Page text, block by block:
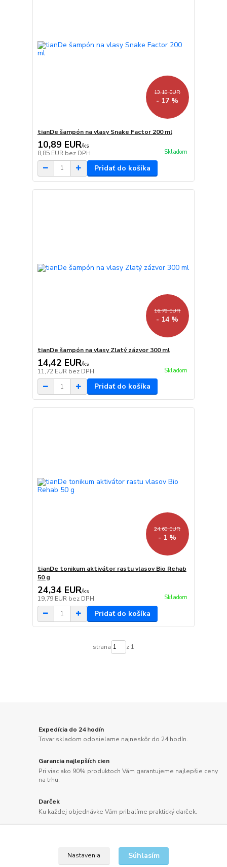
13,10 EUR
- 17 %
tianDe šampón na vlasy Snake Factor 200 ml
10,89 EUR/ks
8,85 EUR bez DPH Skladom
Pridať do košíka
16,70 EUR
- 14 %
tianDe šampón na vlasy Zlatý zázvor 300 ml
14,42 EUR/ks
11,72 EUR bez DPH Skladom
Pridať do košíka
24,60 EUR
- 1 %
tianDe tonikum aktivátor rastu vlasov Bio Rehab
50 g
24,34 EUR/ks
19,79 EUR bez DPH Skladom
Pridať do košíka
strana z 1
Expedícia do 24 hodín
Tovar skladom odosielame najneskôr do 24 hodín.
Garancia najlepších cien
Pri viac ako 90% produktoch Vám garantujeme najlepšie ceny
na trhu.
Darček
Ku každej objednávke Vám pribalíme praktický darček.
bez DPH ZDARMA.
Nastavenia Súhlasím